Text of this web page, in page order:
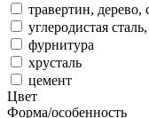
травертин, дерево,
углеродистая
фурнитура
хрусталь
цемент
Цвет
Форма/особенность